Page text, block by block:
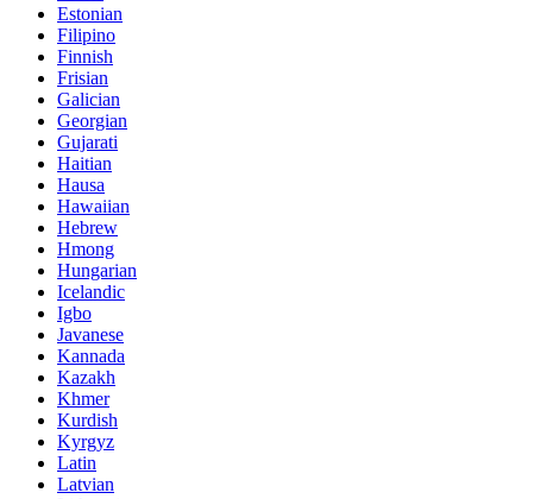
Estonian
Filipino
Finnish
Frisian
Galician
Georgian
Gujarati
Haitian
Hausa
Hawaiian
Hebrew
Hmong
Hungarian
Icelandic
Igbo
Javanese
Kannada
Kazakh
Khmer
Kurdish
Kyrgyz
Latin
Latvian